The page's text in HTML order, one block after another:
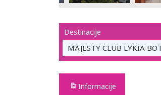
Destinacije
MAJESTY CLUB LYKIA
Informacije